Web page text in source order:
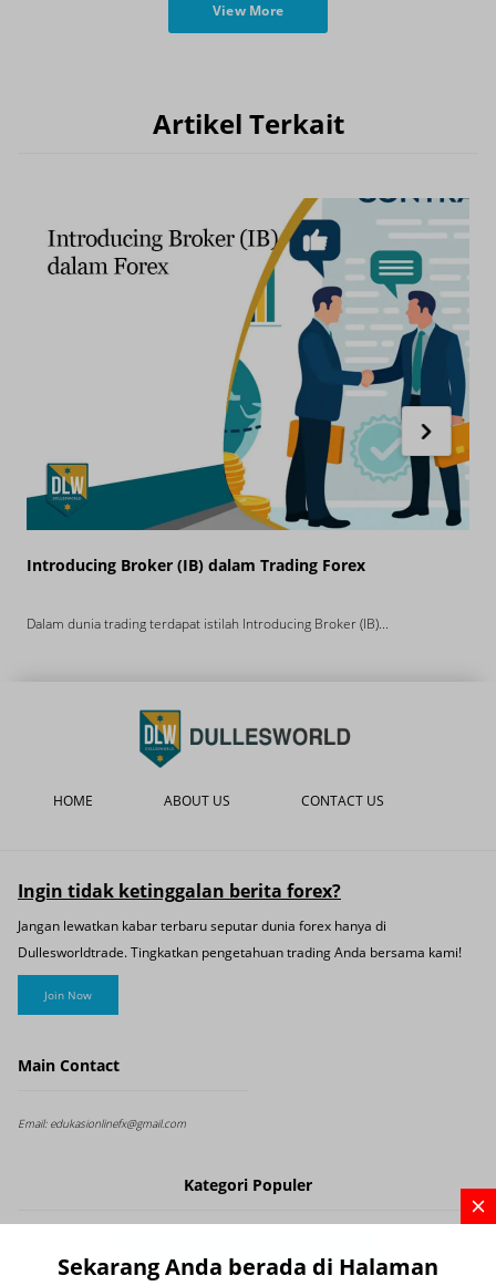
Sekarang Anda berada di Halaman
View More
Artikel Terkait
Introducing Broker (IB) dalam Trading Forex
Dalam dunia trading terdapat istilah Introducing Broker (IB)...
HOME ABOUT US CONTACT US
Ingin tidak ketinggalan berita forex?
Jangan lewatkan kabar terbaru seputar dunia forex hanya di
Dullesworldtrade. Tingkatkan pengetahuan trading Anda bersama kami!
Join Now
Main Contact
Email:edukasionlinefx@gmail.com
Kategori Populer